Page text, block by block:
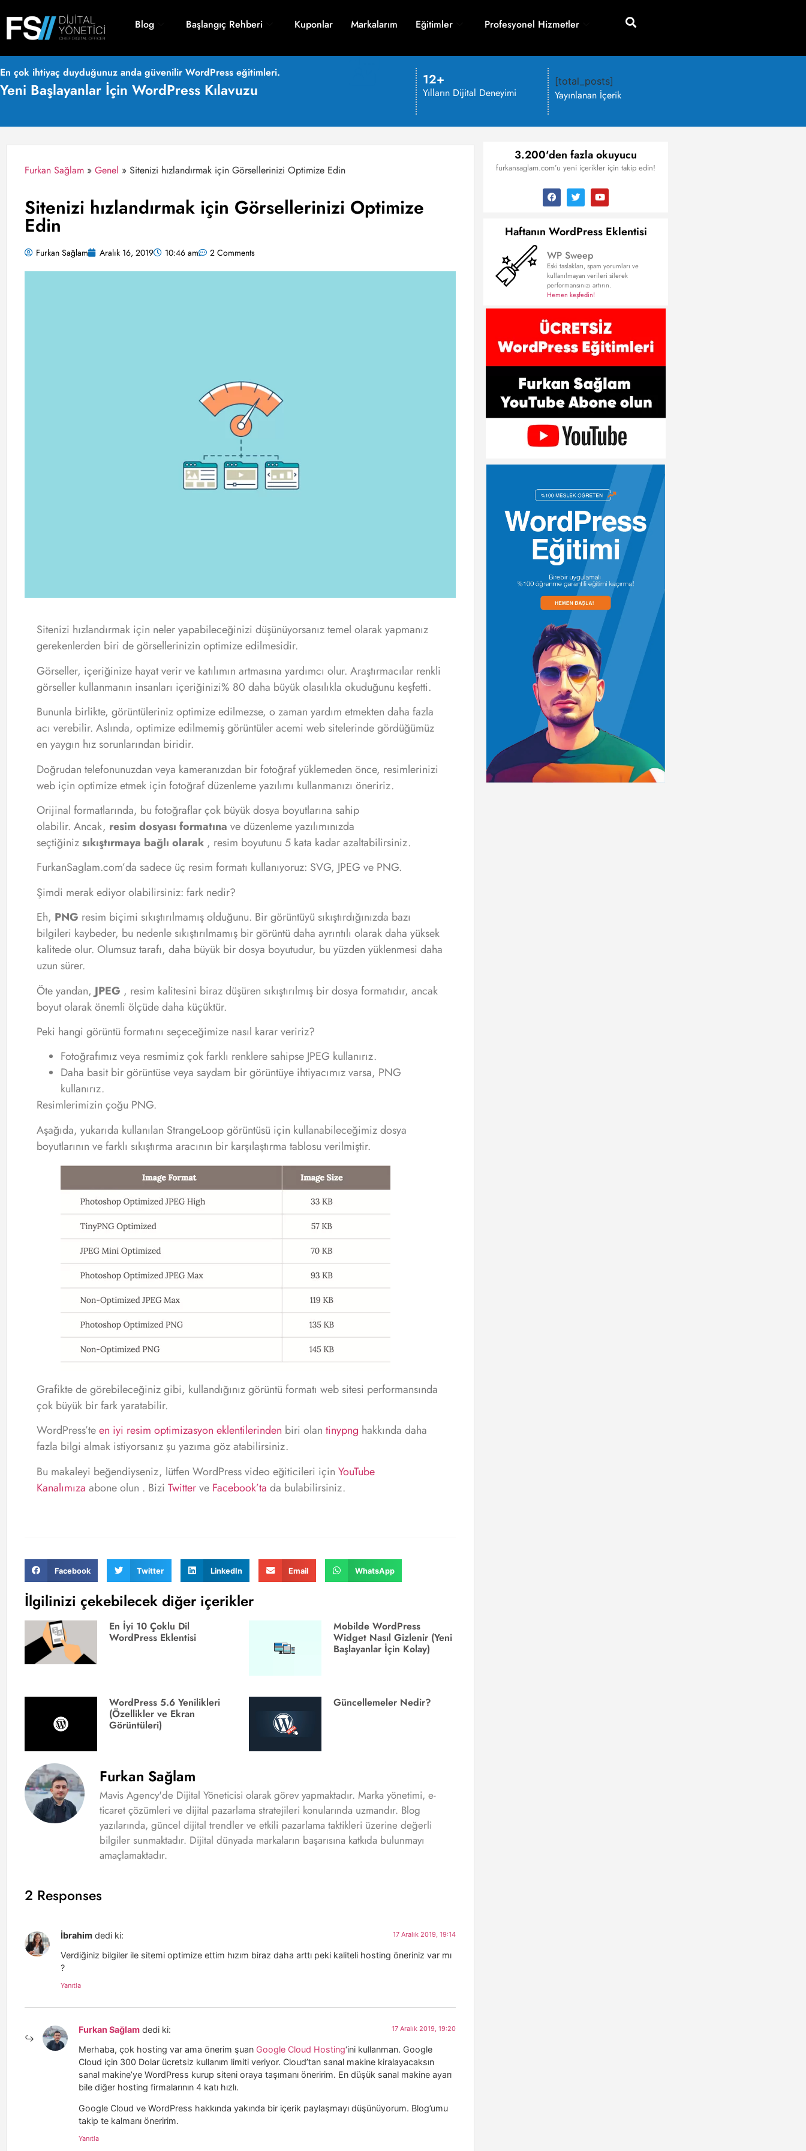
Blog Başlangıç Rehberi Kuponlar Markalarım Eğitimler Profesyonel Hizmetler
En çok ihtiyaç duyduğunuz anda güvenilir WordPress eğitimleri.
Yeni Başlayanlar İçin WordPress Kılavuzu
12+
Yılların Dijital Deneyimi
[total_posts]
Yayınlanan İçerik
Furkan Sağlam » Genel » Sitenizi hızlandırmak için Görsellerinizi Optimize Edin
Sitenizi hızlandırmak için Görsellerinizi Optimize
Edin
Furkan Sağlam Aralık 16, 2019 10:46 am 2 Comments
Sitenizi hızlandırmak için neler yapabileceğinizi düşünüyorsanız temel olarak yapmanız
gerekenlerden biri de görsellerinizin optimize edilmesidir.
Görseller, içeriğinize hayat verir ve katılımın artmasına yardımcı olur. Araştırmacılar renkli
görseller kullanmanın insanları içeriğinizi% 80 daha büyük olasılıkla okuduğunu keşfetti.
Bununla birlikte, görüntüleriniz optimize edilmezse, o zaman yardım etmekten daha fazla
acı verebilir. Aslında, optimize edilmemiş görüntüler acemi web sitelerinde gördüğümüz
en yaygın hız sorunlarından biridir.
Doğrudan telefonunuzdan veya kameranızdan bir fotoğraf yüklemeden önce, resimlerinizi
web için optimize etmek için fotoğraf düzenleme yazılımı kullanmanızı öneririz.
Orijinal formatlarında, bu fotoğraflar çok büyük dosya boyutlarına sahip
olabilir. Ancak, resim dosyası formatına ve düzenleme yazılımınızda
seçtiğinizsıkıştırmaya bağlı olarak , resim boyutunu 5 kata kadar azaltabilirsiniz.
FurkanSaglam.com’da sadece üç resim formatı kullanıyoruz: SVG, JPEG ve PNG.
Şimdi merak ediyor olabilirsiniz: fark nedir?
Eh, PNG resim biçimi sıkıştırılmamış olduğunu. Bir görüntüyü sıkıştırdığınızda bazı
bilgileri kaybeder, bu nedenle sıkıştırılmamış bir görüntü daha ayrıntılı olarak daha yüksek
kalitede olur. Olumsuz tarafı, daha büyük bir dosya boyutudur, bu yüzden yüklenmesi daha
uzun sürer.
Öte yandan, JPEG , resim kalitesini biraz düşüren sıkıştırılmış bir dosya formatıdır, ancak
boyut olarak önemli ölçüde daha küçüktür.
Peki hangi görüntü formatını seçeceğimize nasıl karar veririz?
Fotoğrafımız veya resmimiz çok farklı renklere sahipse JPEG kullanırız.
Daha basit bir görüntüse veya saydam bir görüntüye ihtiyacımız varsa, PNG
kullanırız.
Resimlerimizin çoğu PNG.
Aşağıda, yukarıda kullanılan StrangeLoop görüntüsü için kullanabileceğimiz dosya
boyutlarının ve farklı sıkıştırma aracının bir karşılaştırma tablosu verilmiştir.
Grafikte de görebileceğiniz gibi, kullandığınız görüntü formatı web sitesi performansında
çok büyük bir fark yaratabilir.
WordPress’teen iyi resim optimizasyon eklentilerinden biri olan tinypng hakkında daha
fazla bilgi almak istiyorsanız şu yazıma göz atabilirsiniz.
Bu makaleyi beğendiyseniz, lütfen WordPress video eğiticileri için YouTube
Kanalımıza abone olun . Bizi Twitterve Facebook’ta da bulabilirsiniz.
Facebook Twitter LinkedIn Email WhatsApp
İlgilinizi çekebilecek diğer içerikler
En İyi 10 Çoklu Dil
WordPress Eklentisi
Mobilde WordPress
Widget Nasıl Gizlenir (Yeni
Başlayanlar İçin Kolay)
WordPress 5.6 Yenilikleri
(Özellikler ve Ekran
Görüntüleri)
Güncellemeler Nedir?
Furkan Sağlam
Mavis Agency'de Dijital Yöneticisi olarak görev yapmaktadır. Marka yönetimi, e-
ticaret çözümleri ve dijital pazarlama stratejileri konularında uzmandır. Blog
yazılarında, güncel dijital trendler ve etkili pazarlama taktikleri üzerine değerli
bilgiler sunmaktadır. Dijital dünyada markaların başarısına katkıda bulunmayı
amaçlamaktadır.
2 Responses
İbrahim dedi ki: 17 Aralık 2019, 19:14
Verdiğiniz bilgiler ile sitemi optimize ettim hızım biraz daha arttı peki kaliteli hosting öneriniz var mı
?
Yanıtla
Furkan Sağlam dedi ki: 17 Aralık 2019, 19:20
Merhaba, çok hosting var ama önerim şuan Google Cloud Hosting‘ini kullanman. Google
Cloud için 300 Dolar ücretsiz kullanım limiti veriyor. Cloud’tan sanal makine kiralayacaksın
sanal makine’ye WordPress kurup siteni oraya taşımanı öneririm. En düşük sanal makine ayarı
bile diğer hosting firmalarının 4 katı hızlı.
Google Cloud ve WordPress hakkında yakında bir içerik paylaşmayı düşünüyorum. Blog’umu
takip te kalmanı öneririm.
Yanıtla
3.200'den fazla okuyucu
furkansaglam.com’u yeni içerikler için takip edin!
Haftanın WordPress Eklentisi
WP Sweep
Eski taslakları, spam yorumları ve
kullanılmayan verileri silerek
performansınızı artırın.
Hemen keşfedin!